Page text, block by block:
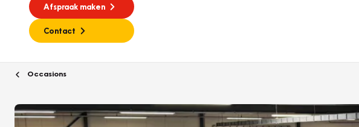
Afspraak maken
Contact
Occasions